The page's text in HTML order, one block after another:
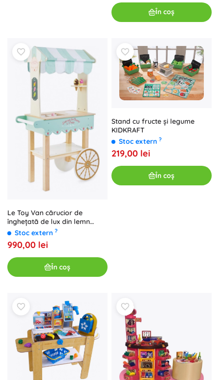
În coș
Le Toy Van cărucior de
înghețată de lux din lemn
Honeybake
Stoc extern ?
990,00 lei
În coș
Stand cu fructe și legume
KIDKRAFT
Stoc extern ?
219,00 lei
În coș